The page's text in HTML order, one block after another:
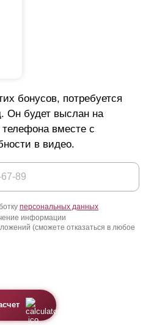
бонусов, потребуется
Он будет выслан на
вместе с
в видео.
персональных данных
информации
(сможете отказаться в любое